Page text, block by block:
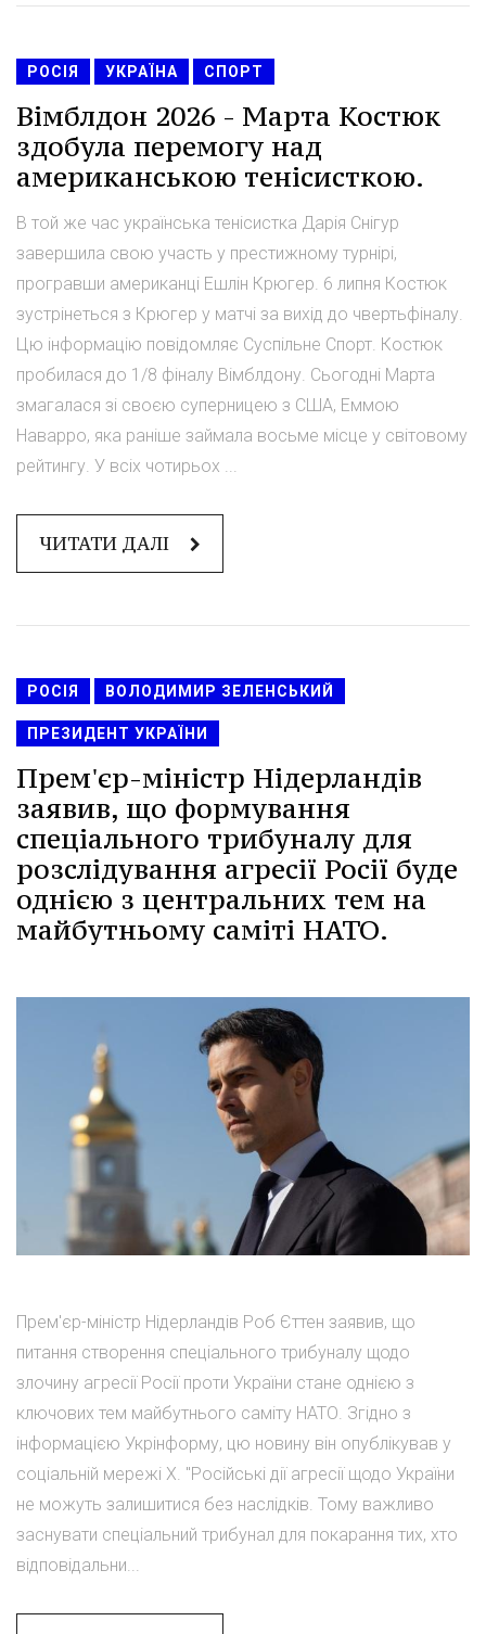
РОСІЯ УКРАЇНА СПОРТ
Вімблдон 2026 - Марта Костюк
здобула перемогу над
американською тенісисткою.
В той же час українська тенісистка Дарія Снігур
завершила свою участь у престижному турнірі,
програвши американці Ешлін Крюгер. 6 липня Костюк
зустрінеться з Крюгер у матчі за вихід до чвертьфіналу.
Цю інформацію повідомляє Суспільне Спорт. Костюк
пробилася до 1/8 фіналу Вімблдону. Сьогодні Марта
змагалася зі своєю суперницею з США, Еммою
Наварро, яка раніше займала восьме місце у світовому
рейтингу. У всіх чотирьох ...
ЧИТАТИ ДАЛІ
РОСІЯ ВОЛОДИМИР ЗЕЛЕНСЬКИЙ
ПРЕЗИДЕНТ УКРАЇНИ
Прем'єр-міністр Нідерландів
заявив, що формування
спеціального трибуналу для
розслідування агресії Росії буде
однією з центральних тем на
майбутньому саміті НАТО.
Прем'єр-міністр Нідерландів Роб Єттен заявив, що
питання створення спеціального трибуналу щодо
злочину агресії Росії проти України стане однією з
ключових тем майбутнього саміту НАТО. Згідно з
інформацією Укрінформу, цю новину він опублікував у
соціальній мережі Х. "Російські дії агресії щодо України
не можуть залишитися без наслідків. Тому важливо
заснувати спеціальний трибунал для покарання тих, хто
відповідальни...